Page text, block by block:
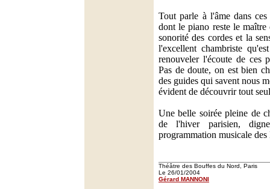
Tout parle à l'âme dans ces
dont le piano reste le
sonorité des cordes et la
l'excellent chambriste
renouveler l'écoute de ces
Pas de doute, on est bien
des guides qui savent nous
évident de découvrir tout
Une belle soirée pleine de
de l'hiver parisien,
programmation musicale
Théâtre des Bouffes du Nord, Paris
Le 26/01/2004
Gérard MANNONI